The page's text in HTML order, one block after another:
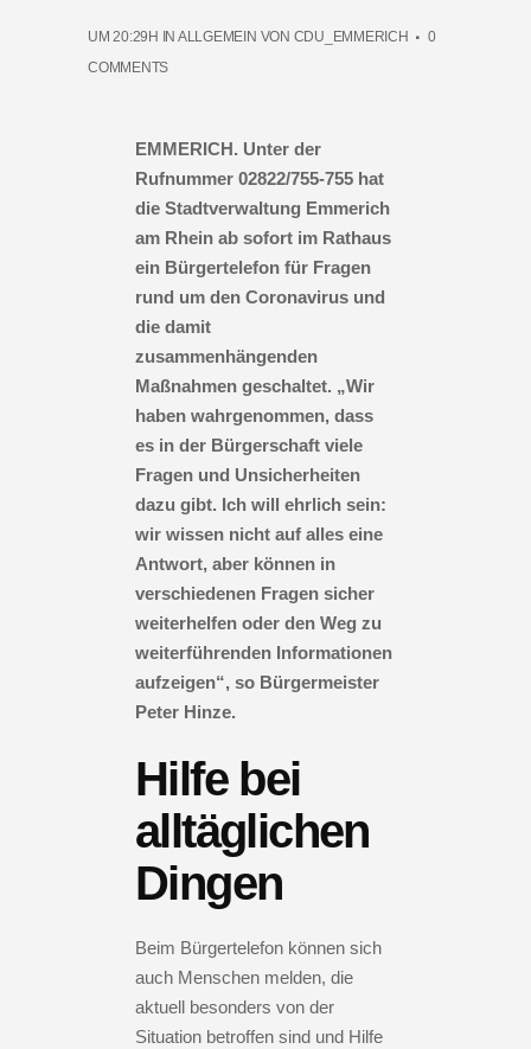
UM 20:29H IN ALLGEMEIN VON CDU_EMMERICH
0
COMMENTS
EMMERICH. Unter der
Rufnummer 02822/755-755 hat
die Stadtverwaltung Emmerich
am Rhein ab sofort im Rathaus
ein Bürgertelefon für Fragen
rund um den Coronavirus und
die damit
zusammenhängenden
Maßnahmen geschaltet. „Wir
haben wahrgenommen, dass
es in der Bürgerschaft viele
Fragen und Unsicherheiten
dazu gibt. Ich will ehrlich sein:
wir wissen nicht auf alles eine
Antwort, aber können in
verschiedenen Fragen sicher
weiterhelfen oder den Weg zu
weiterführenden Informationen
aufzeigen“, so Bürgermeister
Peter Hinze.
Hilfe bei
alltäglichen
Dingen
Beim Bürgertelefon können sich
auch Menschen melden, die
aktuell besonders von der
Situation betroffen sind und Hilfe